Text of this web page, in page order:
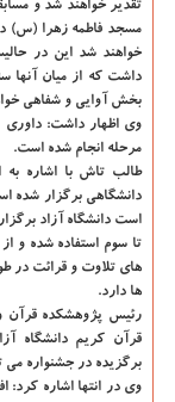
بخش آوایی و شفاهی
مرحله انجام شده است.
دانشگاهی برگزار شده
است دانشگاه آزاد
تا سوم استفاده شده و
های تلاوت و قرائت در
ها دارد.
رئیس پژوهشكده قرآن
قرآن كریم دانشگاه
برگزیده در جشنواره می
وی در انتها اشاره كرد: